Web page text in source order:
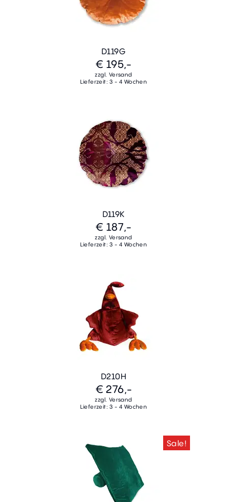
D119G
€ 195,-
zzgl. Versand
Lieferzeit: 3 - 4 Wochen
D119K
€ 187,-
zzgl. Versand
Lieferzeit: 3 - 4 Wochen
D210H
€ 276,-
zzgl. Versand
Lieferzeit: 3 - 4 Wochen
Sale!